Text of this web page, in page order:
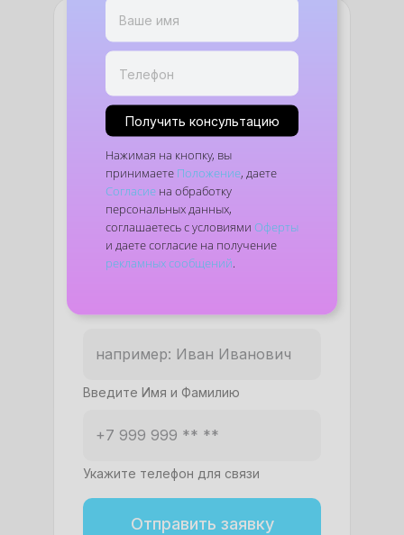
Запишитесь на
курс или
получите
бесплатную
консультацию
Оставьте заявку, и мы
свяжемся с вами, чтобы
Введите Имя и Фамилию
Укажите телефон для связи
Отправить заявку
Получить консультацию
Нажимая на кнопку, вы
принимаете Положение, даете
Согласие на обработку
персональных данных,
соглашаетесь с условиями Оферты
и даете согласие на получение
рекламных сообщений.